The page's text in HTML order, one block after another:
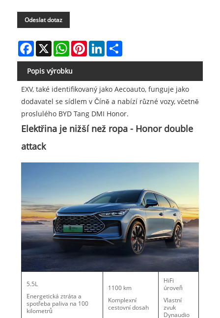
Odeslat dotaz
Facebook
X WhatsAppPinterestLinkedIn
Popis výrobku
EXV, také identifikovaný jako Aecoauto, funguje jako
dodavatel se sídlem v Číně a nabízí různé vozy, včetně
proslulého BYD Tang DMI Honor.
Elektřina je nižší než ropa - Honor double
attack
5.5L
Energetická ztráta a
spotřeba paliva na 100
kilometrů
1100 km
Komplexní
cestovní dosah
HiFi
úroveň
Vlastní
zvuk
Dynaudio